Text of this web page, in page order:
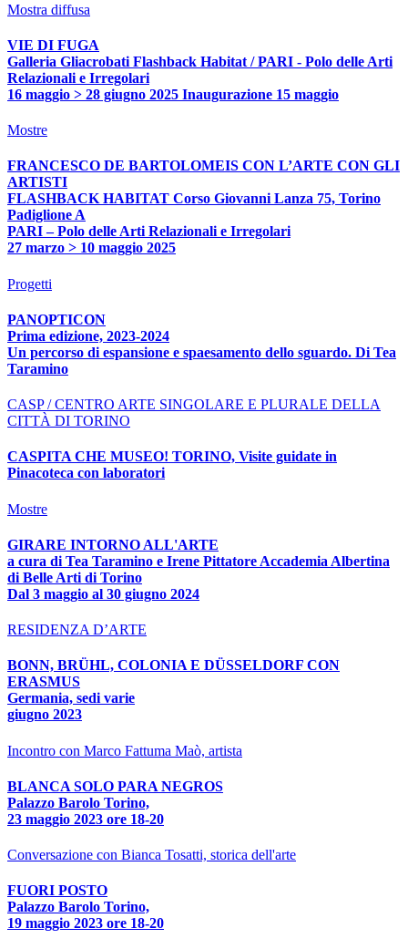
Mostra diffusa
VIE DI FUGA
Galleria Gliacrobati Flashback Habitat / PARI - Polo delle Arti
Relazionali e Irregolari
16 maggio > 28 giugno 2025 Inaugurazione 15 maggio
Mostre
FRANCESCO DE BARTOLOMEIS CON L’ARTE CON GLI
ARTISTI
FLASHBACK HABITAT Corso Giovanni Lanza 75, Torino
Padiglione A
PARI – Polo delle Arti Relazionali e Irregolari
27 marzo > 10 maggio 2025
Progetti
PANOPTICON
Prima edizione, 2023-2024
Un percorso di espansione e spaesamento dello sguardo. Di Tea
Taramino
CASP / CENTRO ARTE SINGOLARE E PLURALE DELLA
CITTÀ DI TORINO
CASPITA CHE MUSEO! TORINO, Visite guidate in
Pinacoteca con laboratori
Mostre
GIRARE INTORNO ALL'ARTE
a cura di Tea Taramino e Irene Pittatore Accademia Albertina
di Belle Arti di Torino
Dal 3 maggio al 30 giugno 2024
RESIDENZA D’ARTE
BONN, BRÜHL, COLONIA E DÜSSELDORF CON
ERASMUS
Germania, sedi varie
giugno 2023
Incontro con Marco Fattuma Maò, artista
BLANCA SOLO PARA NEGROS
Palazzo Barolo Torino,
23 maggio 2023 ore 18-20
Conversazione con Bianca Tosatti, storica dell'arte
FUORI POSTO
Palazzo Barolo Torino,
19 maggio 2023 ore 18-20